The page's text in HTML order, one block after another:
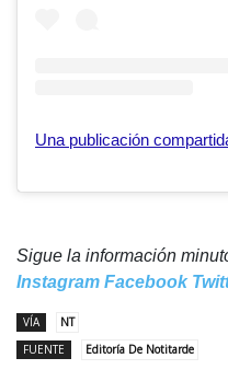
Sigue la información
Instagram Facebook
VÍA
NT
FUENTE
Editoría De Notitarde